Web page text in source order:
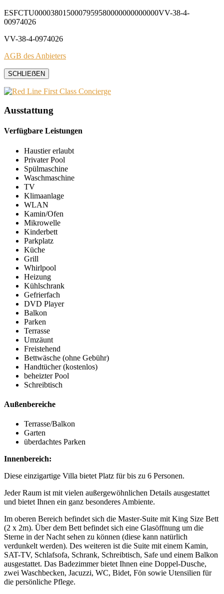
ESFCTU0000380150007959580000000000000VV-38-4-
00974026
VV-38-4-0974026
AGB des Anbieters
SCHLIEẞEN
Ausstattung
Verfügbare Leistungen
Haustier erlaubt
Privater Pool
Spülmaschine
Waschmaschine
TV
Klimaanlage
WLAN
Kamin/Ofen
Mikrowelle
Kinderbett
Parkplatz
Küche
Grill
Whirlpool
Heizung
Kühlschrank
Gefrierfach
DVD Player
Balkon
Parken
Terrasse
Umzäunt
Freistehend
Bettwäsche (ohne Gebühr)
Handtücher (kostenlos)
beheizter Pool
Schreibtisch
Außenbereiche
Terrasse/Balkon
Garten
überdachtes Parken
Innenbereich:
Diese einzigartige Villa bietet Platz für bis zu 6 Personen.
Jeder Raum ist mit vielen außergewöhnlichen Details ausgestattet
und bietet Ihnen ein ganz besonderes Ambiente.
Im oberen Bereich befindet sich die Master-Suite mit King Size Bett
(2 x 2m). Über dem Bett befindet sich eine Glasöffnung um die
Sterne in der Nacht sehen zu können (diese kann natürlich
verdunkelt werden). Des weiteren ist die Suite mit einem Kamin,
SAT-TV, Schlafsofa, Schrank, Schreibtisch, Safe und einem Balkon
ausgestattet. Das Badezimmer bietet Ihnen eine Doppel-Dusche,
zwei Waschbecken, Jacuzzi, WC, Bidet, Fön sowie Utensilien für
die persönliche Pflege.